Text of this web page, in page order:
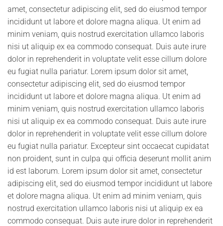
amet, consectetur adipiscing elit, sed do eiusmod tempor
incididunt ut labore et dolore magna aliqua. Ut enim ad
minim veniam, quis nostrud exercitation ullamco laboris
nisi ut aliquip ex ea commodo consequat. Duis aute irure
dolor in reprehenderit in voluptate velit esse cillum dolore
eu fugiat nulla pariatur. Lorem ipsum dolor sit amet,
consectetur adipiscing elit, sed do eiusmod tempor
incididunt ut labore et dolore magna aliqua. Ut enim ad
minim veniam, quis nostrud exercitation ullamco laboris
nisi ut aliquip ex ea commodo consequat. Duis aute irure
dolor in reprehenderit in voluptate velit esse cillum dolore
eu fugiat nulla pariatur. Excepteur sint occaecat cupidatat
non proident, sunt in culpa qui officia deserunt mollit anim
id est laborum. Lorem ipsum dolor sit amet, consectetur
adipiscing elit, sed do eiusmod tempor incididunt ut labore
et dolore magna aliqua. Ut enim ad minim veniam, quis
nostrud exercitation ullamco laboris nisi ut aliquip ex ea
commodo consequat. Duis aute irure dolor in reprehenderit